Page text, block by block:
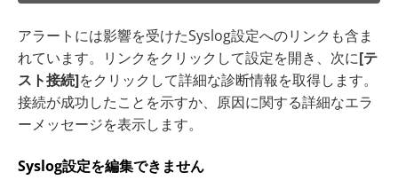
アラートには影響を受けたSyslog設定へのリンクも含ま
れています。リンクをクリックして設定を開き、次に[テ
スト接続]をクリックして詳細な診断情報を取得します。
接続が成功したことを示すか、原因に関する詳細なエラ
ーメッセージを表示します。
Syslog設定を編集できません